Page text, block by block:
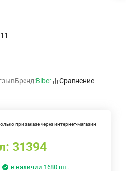
Бренд:Biber Сравнение
при заказе через интернет-магазин
31394
в наличии 1680 шт.